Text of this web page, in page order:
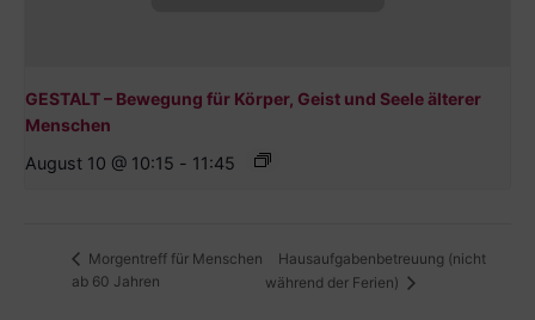
GESTALT – Bewegung für Körper, Geist und Seele älterer
Menschen
August 10 @ 10:15 - 11:45
Morgentreff für Menschen
ab 60 Jahren
Hausaufgabenbetreuung (nicht
während der Ferien)